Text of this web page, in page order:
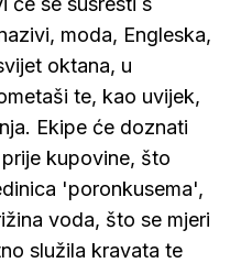
moda, Engleska,
oktana, u
te, kao uvijek,
Ekipe će doznati
kupovine, što
'poronkusema',
voda, što se mjeri
služila kravata te